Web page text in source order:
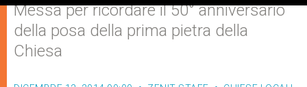
Messa per ricordare il 50° anniversario
della posa della prima pietra della
Chiesa